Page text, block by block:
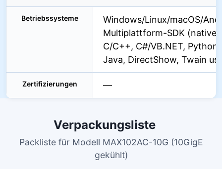
Betriebssysteme
Windows/Linux/macOS/
Multiplattform-SDK (natives
C/C++, C#/VB.NET, Python,
Java, DirectShow, Twain
Zertifizierungen —
Verpackungsliste
Packliste für Modell MAX102AC-10G (10GigE
gekühlt)